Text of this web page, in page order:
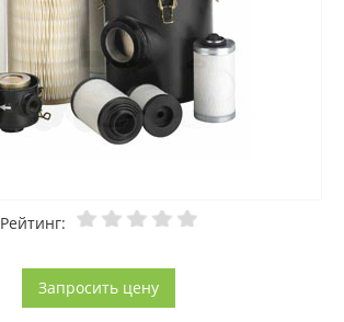
Рейтинг:
Запросить цену